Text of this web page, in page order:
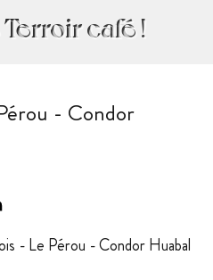
café !
- Condor